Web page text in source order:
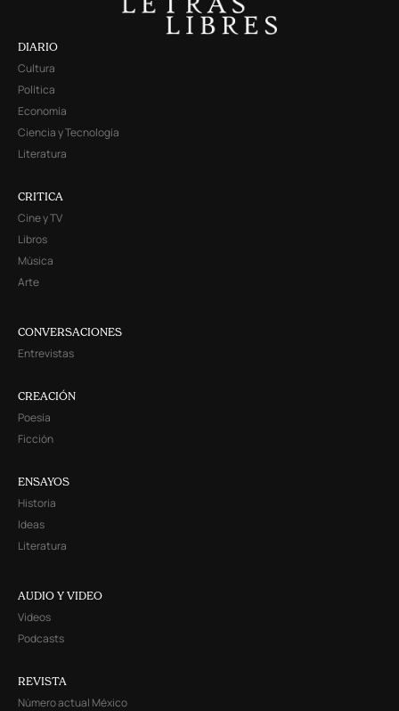
DIARIO
Cultura
Política
Economía
Ciencia y Tecnología
Literatura
CRITICA
Cine y TV
Libros
Música
Arte
CONVERSACIONES
Entrevistas
CREACIÓN
Poesía
Ficción
ENSAYOS
Historia
Ideas
Literatura
AUDIO Y VIDEO
Videos
Podcasts
REVISTA
Número actual México